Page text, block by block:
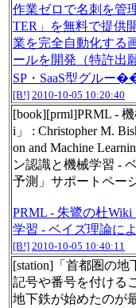
作業ゼロで名刺を管
TER」を無料で提供
業を完全自動化する
ールを開発（特許出
SP・SaaS型グルー
[B!] 2010-10-05 10:20:40
[book][prml]PRML -
i」 : Christopher M.
on and Machine
ン認識と機械学習 -
予測」サポートペー
PRML - 朱鷺の杜
学習 - ベイズ理論に
[B!] 2010-10-05 10:40:11
[station]「首都圏の
記号や番号を付ける
地下鉄が始めたのが